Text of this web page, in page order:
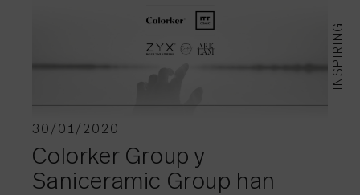
INSPIRING
30/01/2020
Colorker Group y
Saniceramic Group han